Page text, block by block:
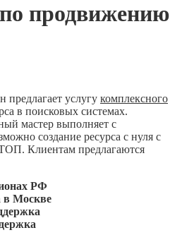
продвижению
предлагает услугу комплексного
в поисковых системах.
мастер выполняет с
создание ресурса с нуля с
Клиентам предлагаются
РФ
в Москве